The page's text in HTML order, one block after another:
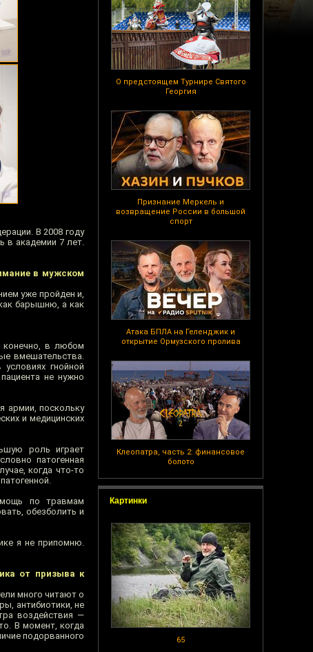
О предстоящем Турнире Святого
Георгия
Признание Меркель и
возвращение России в большой
спорт
Атака БПЛА на Геленджик и
открытие Ормузского пролива
Клеопатра, часть 2: финансовое
болото
Картинки
65
В 2008 году
в академии 7 лет.
в мужском
уже пройден и,
барышню, а как
конечно, в любом
вмешательства.
гнойной
не нужно
армии, поскольку
и медицинских
роль играет
патогенная
когда что-то
по травмам
обезболить и
я не припомню.
от призыва к
много читают о
антибиотики, не
воздействия —
В момент, когда
подорванного